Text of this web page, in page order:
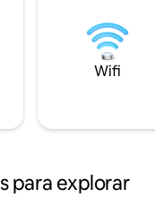
Wifi
para explorar